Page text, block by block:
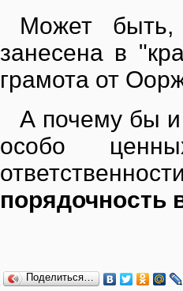
Может
занесена в
грамота от
А почему бы и
особо
порядочность
Поделиться…